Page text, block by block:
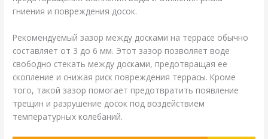
гниения и повреждения досок.
Рекомендуемый зазор между досками на террасе обычно
составляет от 3 до 6 мм. Этот зазор позволяет воде
свободно стекать между досками, предотвращая ее
скопление и снижая риск повреждения террасы. Кроме
того, такой зазор помогает предотвратить появление
трещин и разрушение досок под воздействием
температурных колебаний.